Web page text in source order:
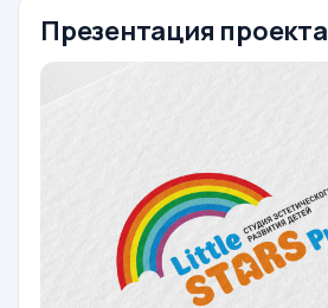
Презентация проекта